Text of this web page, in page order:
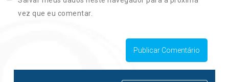
vez que eu comentar.